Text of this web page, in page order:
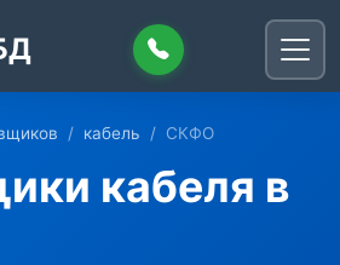
кабель СКФО
кабеля в